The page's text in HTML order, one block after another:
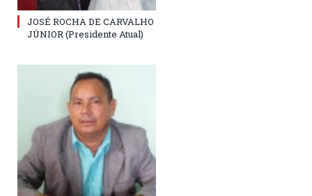
JOSÉ ROCHA DE CARVALHO
JÚNIOR (Presidente Atual)